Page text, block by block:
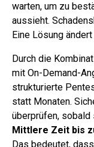
warten, um zu
aussieht.
Eine Lösung
Durch die
mit On-Demand-
strukturierte
statt Monaten.
überprüfen, sobald
Mittlere Zeit bis
Das bedeutet,